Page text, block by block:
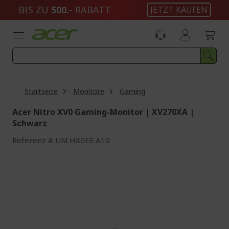
BIS ZU 500.- RABATT JETZT KAUFEN
Startseite Monitore Gaming
Acer Nitro XV0 Gaming-Monitor | XV270XA |
Schwarz
Referenz UM.HX0EE.A10